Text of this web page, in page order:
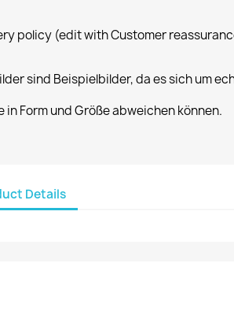
policy (edit with Customer
sind Beispielbilder, da es sich um
in Form und Größe abweichen können.
Details